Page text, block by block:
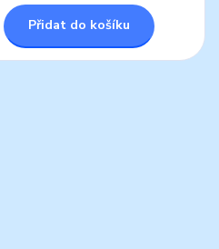
Přidat do košíku